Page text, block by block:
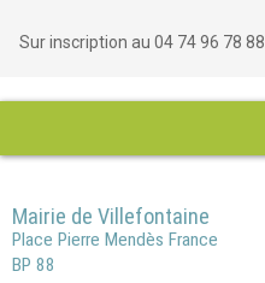
Sur inscription au 04 74 96 78 88
Mairie de Villefontaine
Place Pierre Mendès France
BP 88